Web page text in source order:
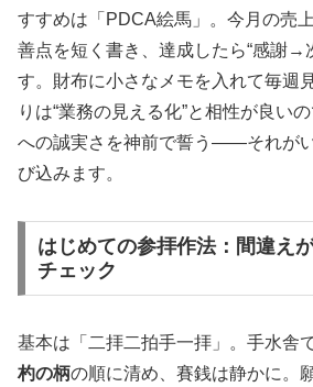
すすめは「PDCA絵馬」。今月の売
善点を短く書き、達成したら“感謝→
す。財布に小さなメモを入れて毎週
りは“業務の見える化”と相性が良い
への誠実さを神前で誓う――それが
び込みます。
はじめての参拝作法：間違え
チェック
基本は「二拝二拍手一拝」。手水舎
杓の柄の順に清め、賽銭は静かに。